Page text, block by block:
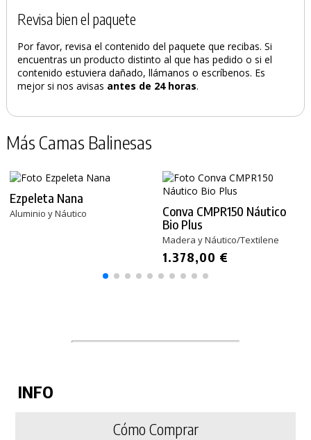
Revisa bien el paquete
Por favor, revisa el contenido del paquete que recibas. Si
encuentras un producto distinto al que has pedido o si el
contenido estuviera dañado, llámanos o escríbenos. Es
mejor si nos avisas antes de 24 horas.
Más Camas Balinesas
Ezpeleta Nana
Aluminio y Náutico
Conva CMPR150 Náutico
Bio Plus
Madera y Náutico/Textilene
1.378,00 €
INFO
Cómo Comprar